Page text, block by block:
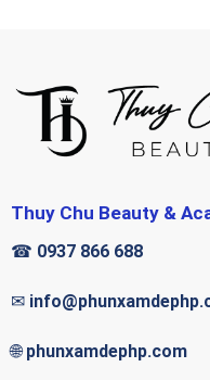
Thuy Chu Beauty &
☎ 0937 866 688
✉
🌐phunxamdephp.com